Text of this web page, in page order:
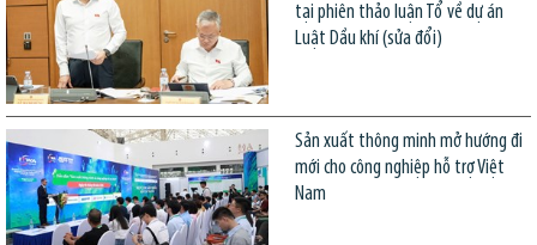
tại phiên thảo luận Tổ về dự án
Luật Dầu khí (sửa đổi)
Sản xuất thông minh mở hướng đi
mới cho công nghiệp hỗ trợ Việt
Nam